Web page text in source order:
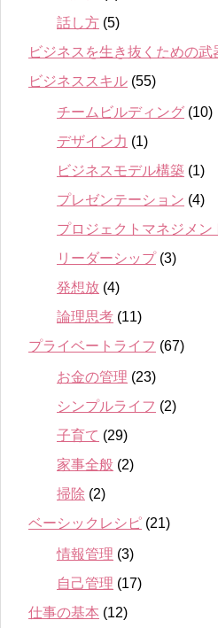
話し方 (5)
ビジネスを生き抜くための武
ビジネススキル (55)
チームビルディング (10)
デザイン力 (1)
ビジネスモデル構築 (1)
プレゼンテーション (4)
プロジェクトマネジメン
リーダーシップ(3)
発想放 (4)
論理思考 (11)
プライベートライフ (67)
お金の管理 (23)
シンプルライフ (2)
子育て (29)
家事全般 (2)
掃除 (2)
ベーシックレシピ (21)
情報管理 (3)
自己管理 (17)
仕事の基本 (12)